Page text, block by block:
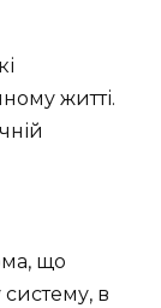
житті.
що
в